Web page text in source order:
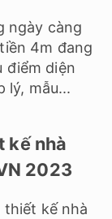
ngày càng
4m đang
điểm diện
lý, mẫu...
kế nhà
2023
thiết kế nhà